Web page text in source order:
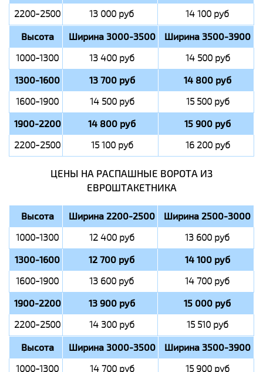
2200-2500 13 000 руб 14 100 руб
Высота Ширина 3000-3500 Ширина 3500-3900
1000-1300 13 400 руб 14 500 руб
1300-1600 13 700 руб 14 800 руб
1600-1900 14 500 руб 15 500 руб
1900-2200 14 800 руб 15 900 руб
2200-2500 15 100 руб 16 200 руб
ЦЕНЫ НА РАСПАШНЫЕ ВОРОТА ИЗ
ЕВРОШТАКЕТНИКА
Высота Ширина 2200-2500 Ширина 2500-3000
1000-1300 12 400 руб 13 600 руб
1300-1600 12 700 руб 14 100 руб
1600-1900 13 600 руб 14 700 руб
1900-2200 13 900 руб 15 000 руб
2200-2500 14 300 руб 15 510 руб
Высота Ширина 3000-3500 Ширина 3500-3900
1000-1300 14 700 руб 15 900 руб